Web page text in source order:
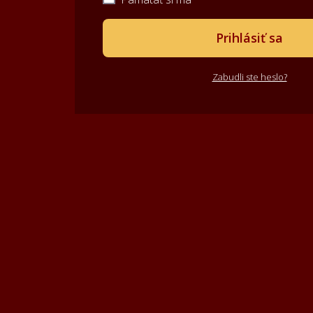
Prihlásiť sa
Zabudli ste heslo?